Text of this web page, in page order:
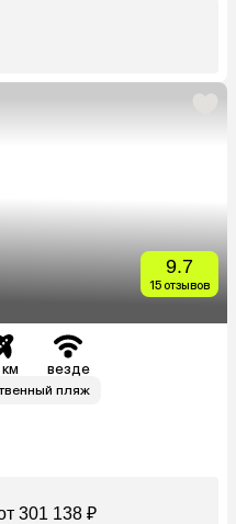
9.7
15 отзывов
везде
пляж
301 138 ₽